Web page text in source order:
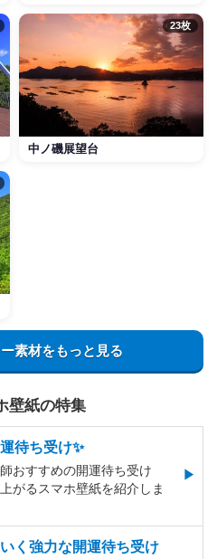
23枚
中ノ磯展望台
素材をもっと見る
壁紙の特集
待ち受け✨
おすすめの開運待ち受け
がるスマホ壁紙を紹介しま
く強力な開運待ち受け